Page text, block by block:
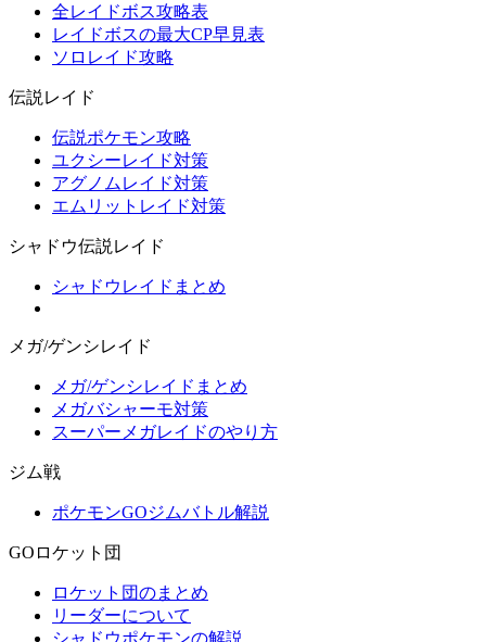
全レイドボス攻略表
レイドボスの最大CP早見表
ソロレイド攻略
伝説レイド
伝説ポケモン攻略
ユクシーレイド対策
アグノムレイド対策
エムリットレイド対策
シャドウ伝説レイド
シャドウレイドまとめ
メガ/ゲンシレイド
メガ/ゲンシレイドまとめ
メガバシャーモ対策
スーパーメガレイドのやり方
ジム戦
ポケモンGOジムバトル解説
GOロケット団
ロケット団のまとめ
リーダーについて
シャドウポケモンの解説